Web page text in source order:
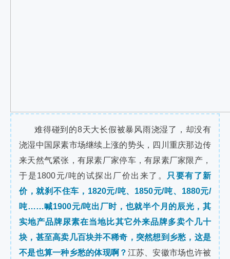
难得碰到的8天大长假被暴风雨浇湿了，却没有
浇湿中国尿素市场继续上涨的势头，四川重庆那边传
来天然气紧张，有尿素厂家停车，有尿素厂家限产，
于是1800元/吨的试探出厂价出来了。
只要有了新
价，就刹不住车，1820元/吨、1850元/吨、1880元/
吨……喊1900元/吨出厂时，也就半个月的辰光，其
实地产品牌尿素在当地比其它外来品牌多卖个几十
块，甚至高卖几百块并不稀奇，突然想到乡愁，这是
不是也算一种乡愁的体现啊？ 江苏、安徽市场也许被